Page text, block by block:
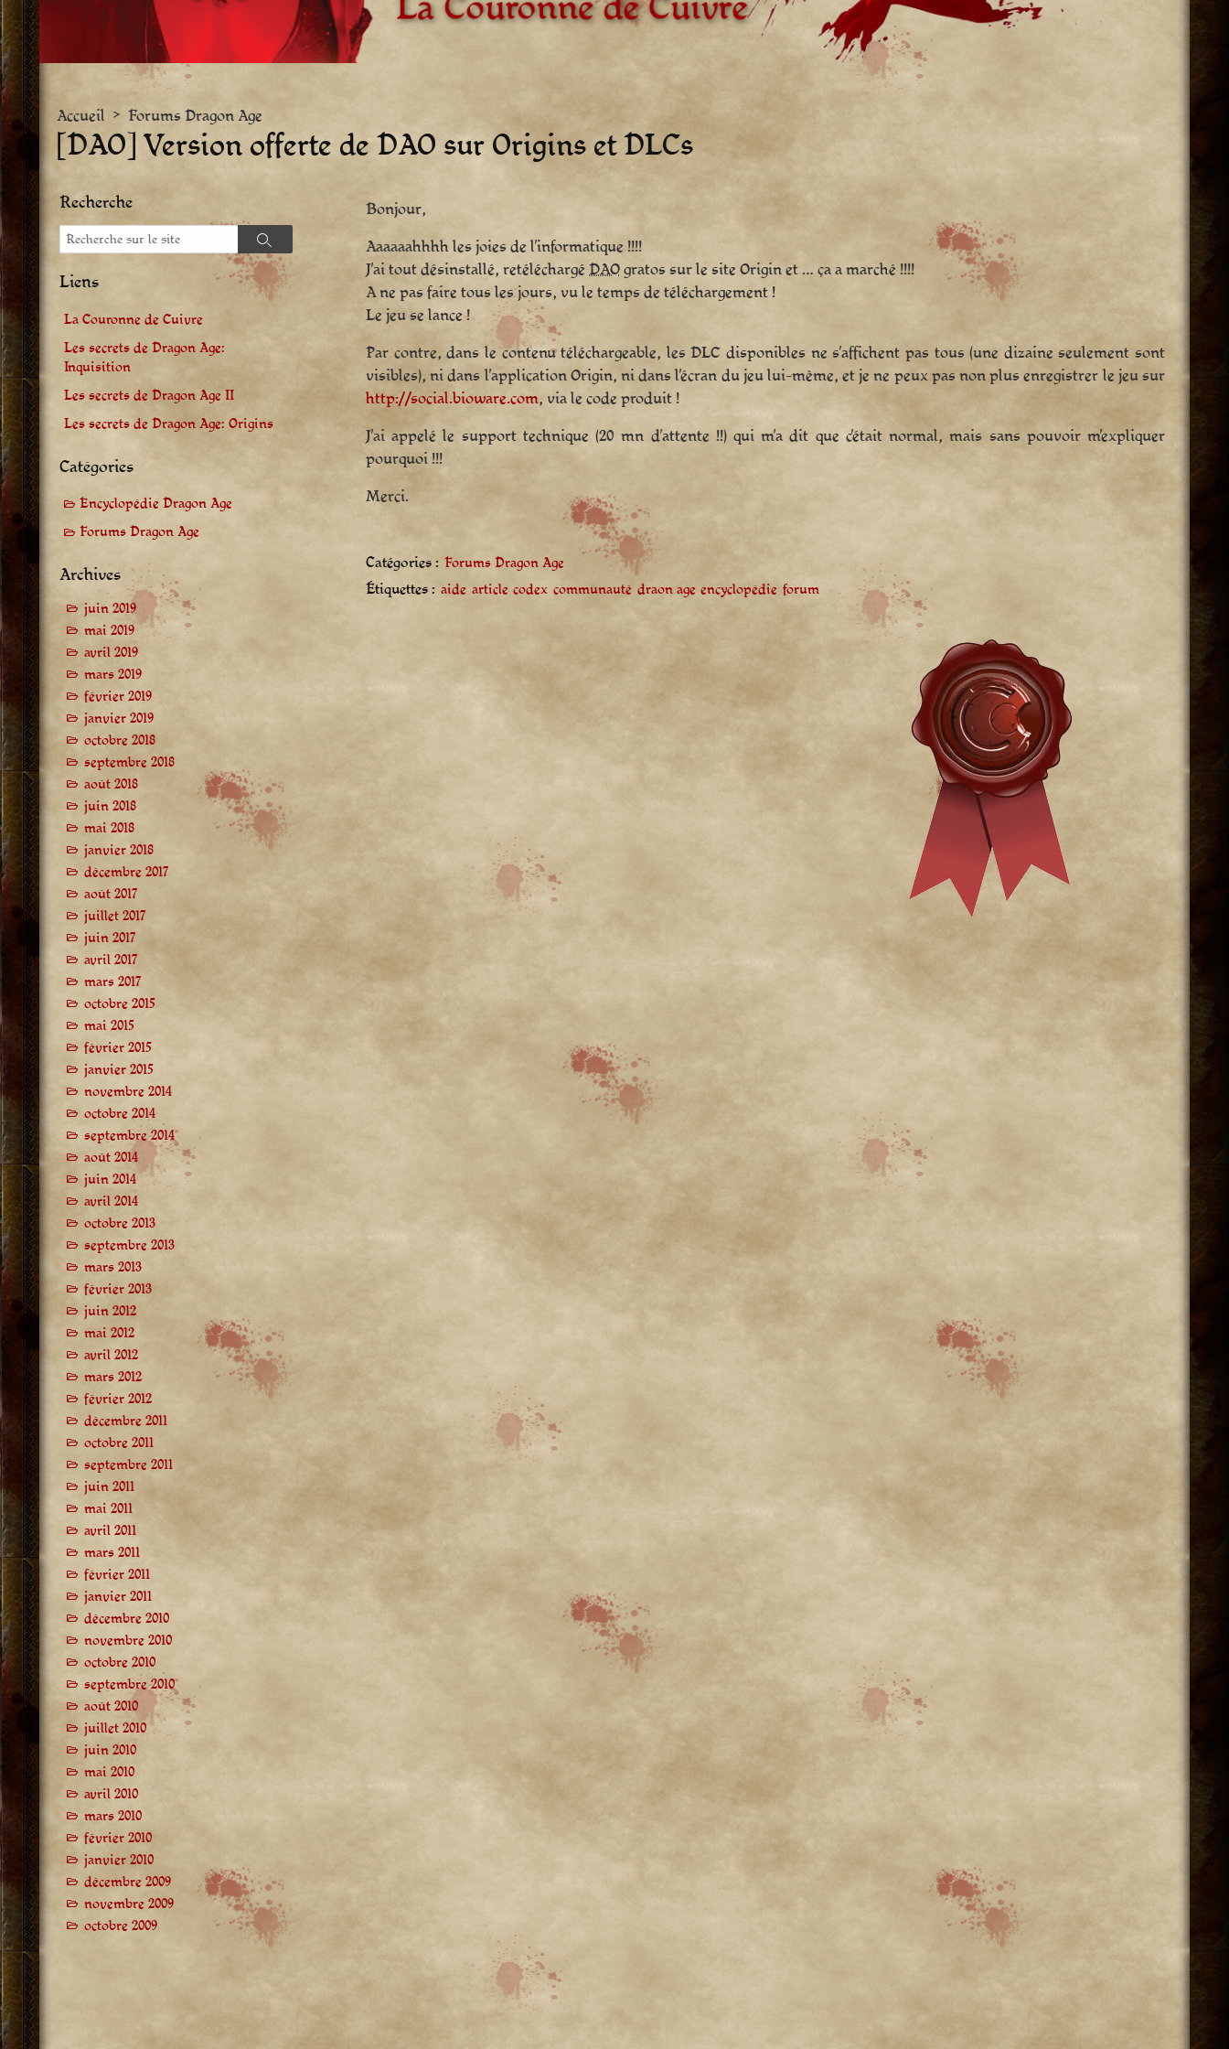
Accueil >Forums Dragon Age
[DAO] Version offerte de DAO sur Origins et DLCs
Bonjour,
Aaaaaahhhh les joies de l’informatique !!!!
J’ai tout désinstallé, retéléchargé DAO gratos sur le site Origin et … ça a marché !!!!
A ne pas faire tous les jours, vu le temps de téléchargement !
Le jeu se lance !
Par contre, dans le contenu téléchargeable, les DLC disponibles ne s’affichent pas tous (une dizaine seulement sont
visibles), ni dans l’application Origin, ni dans l’écran du jeu lui-même, et je ne peux pas non plus enregistrer le jeu sur
http://social.bioware.com, via le code produit !
J’ai appelé le support technique (20 mn d’attente !!) qui m’a dit que c’était normal, mais sans pouvoir m’expliquer
pourquoi !!!
Merci.
Catégories : Forums Dragon Age
Étiquettes : aide article codex communauté draon age encyclopédie forum
Recherche
Recherche
Recherche
Liens
La Couronne de Cuivre
Les secrets de Dragon Age:
Inquisition
Les secrets de Dragon Age II
Les secrets de Dragon Age: Origins
Catégories
Encyclopédie Dragon Age
Forums Dragon Age
Archives
juin 2019
mai 2019
avril 2019
mars 2019
février 2019
janvier 2019
octobre 2018
septembre 2018
août 2018
juin 2018
mai 2018
janvier 2018
décembre 2017
août 2017
juillet 2017
juin 2017
avril 2017
mars 2017
octobre 2015
mai 2015
février 2015
janvier 2015
novembre 2014
octobre 2014
septembre 2014
août 2014
juin 2014
avril 2014
octobre 2013
septembre 2013
mars 2013
février 2013
juin 2012
mai 2012
avril 2012
mars 2012
février 2012
décembre 2011
octobre 2011
septembre 2011
juin 2011
mai 2011
avril 2011
mars 2011
février 2011
janvier 2011
décembre 2010
novembre 2010
octobre 2010
septembre 2010
août 2010
juillet 2010
juin 2010
mai 2010
avril 2010
mars 2010
février 2010
janvier 2010
décembre 2009
novembre 2009
octobre 2009